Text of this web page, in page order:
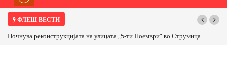
ФЛЕШ ВЕСТИ
Почнува реконструкцијата на улицата „5-ти Ноември“ во Струмица